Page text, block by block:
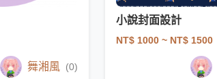
舞湘風 (0)
小說封面設計
NT$ 1000 ~ NT$ 1500